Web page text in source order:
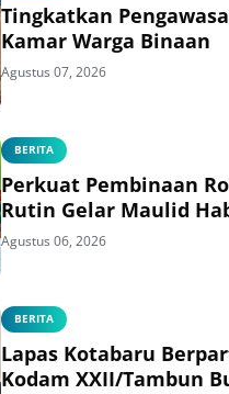
Tingkatkan
Kamar Warga Binaan
Agustus 07, 2026
BERITA
Perkuat Pembinaan
Rutin Gelar Maulid
Agustus 06, 2026
BERITA
Lapas Kotabaru
Kodam XXII/Tambun